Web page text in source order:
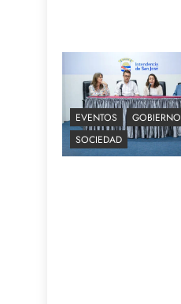
EVENTOS
GOBIERNO
SOCIEDAD